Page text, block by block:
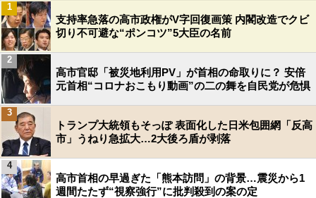
支持率急落の高市政権がV字回復画策 内閣改造でクビ
切り不可避な“ポンコツ”5大臣の名前
1
高市官邸「被災地利用PV」が首相の命取りに？ 安倍
元首相“コロナおこもり動画”の二の舞を自民党が危惧
2
トランプ大統領もそっぽ 表面化した日米包囲網「反高
市」うねり急拡大…2大後ろ盾が剥落
3
高市首相の早過ぎた「熊本訪問」の背景…震災から1
週間たたず“視察強行”に批判殺到の案の定
4